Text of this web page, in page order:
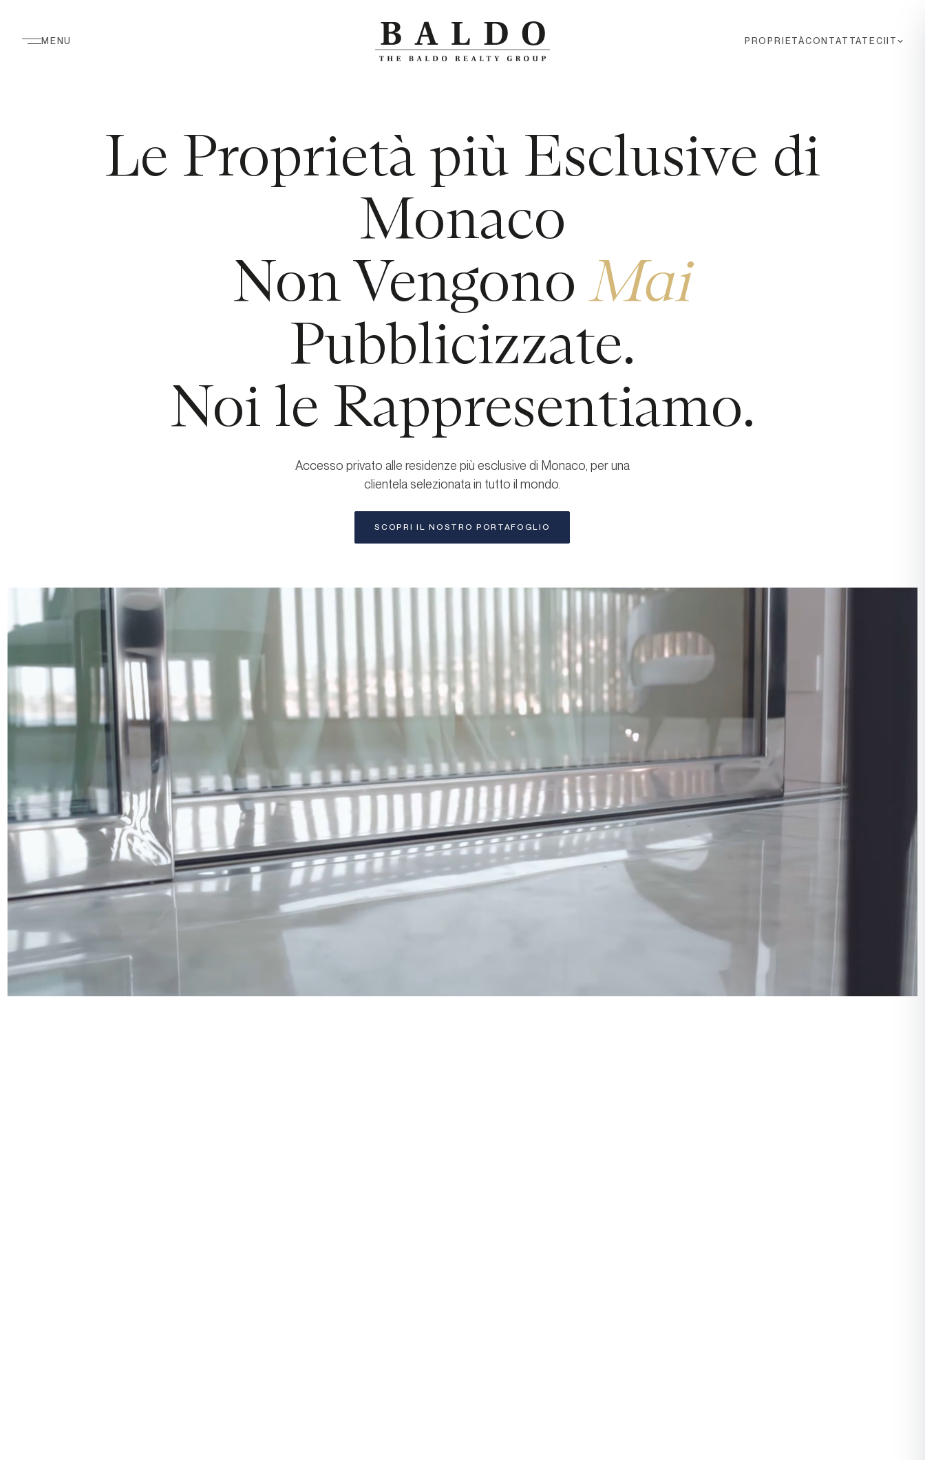
MENU PROPRIETÀCONTATTATECI IT
Le Proprietà più Esclusive di
Monaco
Non VengonoMai
Pubblicizzate.
Noi le Rappresentiamo.
Accesso privato alle residenze più esclusive di Monaco, per una
clientela selezionata in tutto il mondo.
SCOPRI IL NOSTRO PORTAFOGLIO